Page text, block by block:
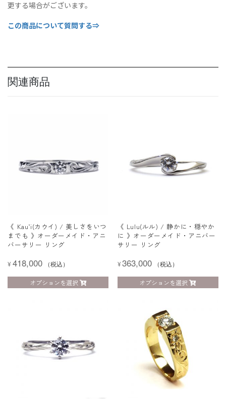
更する場合がございます。
この商品について質問する⇒
関連商品
《 Kau’i(カウイ) / 美しさをいつ
までも 》オーダーメイド・アニ
バーサリー リング
¥418,000 （税込）
オプションを選択
《 Lulu(ルル) / 静かに・穏やか
に 》オーダーメイド・アニバー
サリー リング
¥363,000 （税込）
オプションを選択